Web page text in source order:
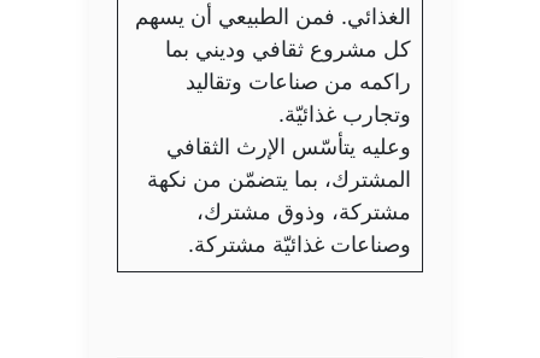
الغذائي. فمن الطبيعي أن يسهم
كل مشروع ثقافي وديني بما
راكمه من صناعات وتقاليد
وتجارب غذائيّة.
وعليه يتأسّس الإرث الثقافي
المشترك، بما يتضمّن من نكهة
مشتركة، وذوق مشترك،
وصناعات غذائيّة مشتركة.